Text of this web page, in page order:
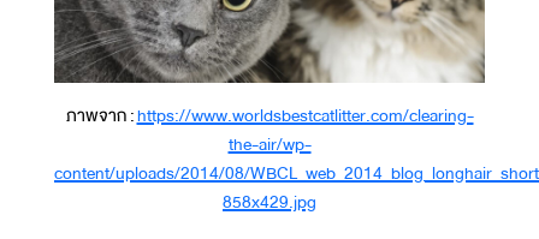
ภาพจาก :https://www.worldsbestcatlitter.com/clearing-
the-air/wp-
content/uploads/2014/08/
858x429.jpg